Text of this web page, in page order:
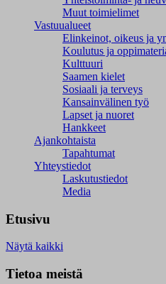
Muut toimielimet
Vastuualueet
Elinkeinot, oikeus ja
Koulutus ja
Kulttuuri
Saamen kielet
Sosiaali ja terveys
Kansainvälinen työ
Lapset ja nuoret
Hankkeet
Ajankohtaista
Tapahtumat
Yhteystiedot
Laskutustiedot
Media
Etusivu
Näytä kaikki
Tietoa meistä